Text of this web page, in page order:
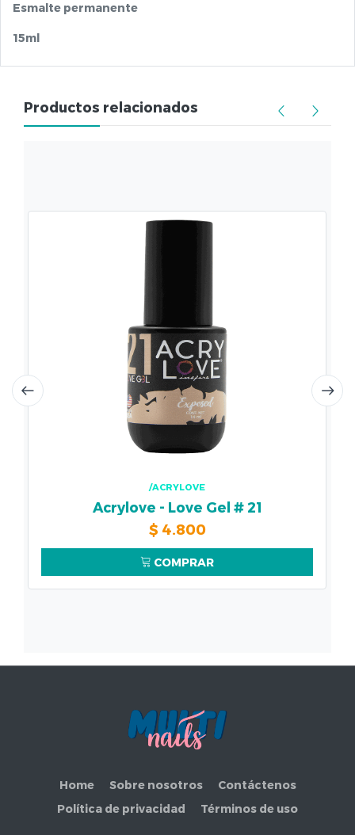
Esmalte permanente
15ml
Productos relacionados
/ACRYLOVE
Acrylove - Love Gel # 21
$ 4.800
COMPRAR
Home Sobre nosotros
Contáctenos
Política de privacidad
Términos de uso